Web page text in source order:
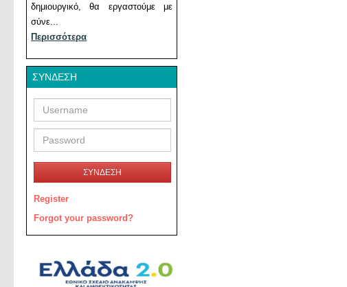
δημιουργικό, θα εργαστούμε με
σύνε...
Περισσότερα
ΣΎΝΔΕΣΗ
ΣΥΝΔΕΣΗ
Register
Forgot your password?